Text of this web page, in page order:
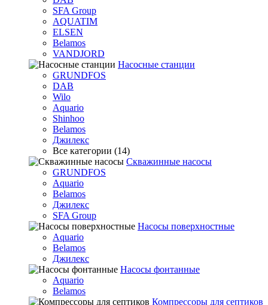
SFA Group
AQUATIM
ELSEN
Belamos
VANDJORD
Насосные станции
GRUNDFOS
DAB
Wilo
Aquario
Shinhoo
Belamos
Джилекс
Все категории (14)
Скважинные насосы
GRUNDFOS
Aquario
Belamos
Джилекс
SFA Group
Насосы поверхностные
Aquario
Belamos
Джилекс
Насосы фонтанные
Aquario
Belamos
Компрессоры для септиков